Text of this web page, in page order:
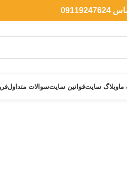
ماوبلاگ سایتقوانین سایتسوالات متداول